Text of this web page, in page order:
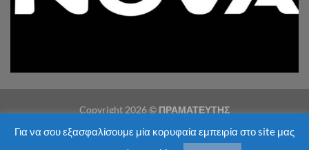
Copyright 2026 © ΠΡΑΜΑΤΕΥΤΗΣ
Για να σου εξασφαλίσουμε μία κορυφαία εμπειρία στο site μας